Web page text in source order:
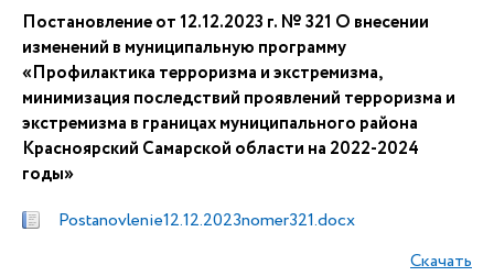
Постановление от 12.12.2023 г. № 321 О внесении
изменений в муниципальную программу
«Профилактика терроризма и экстремизма,
минимизация последствий проявлений терроризма и
экстремизма в границах муниципального района
Красноярский Самарской области на 2022-2024
годы»
Postanovlenie12.12.2023nomer321.docx
Скачать